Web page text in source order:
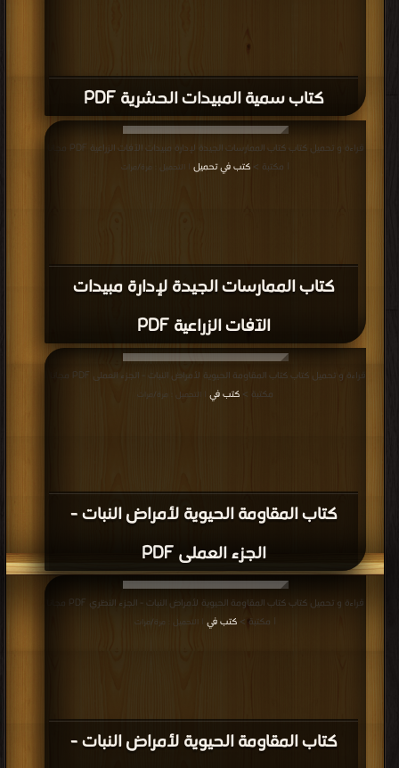
كتاب سمية المبيدات الحشرية PDF
كتاب الممارسات الجيدة لإدارة مبيدات
الآفات الزراعية PDF
| مكتبة > كتب في تحميل | التحميل : مرة/مرات
كتاب المقاومة الحيوية لأمراض النبات -
الجزء العملى PDF
قراءة و تحميل كتاب كتاب المقاومة الحيوية لأمراض النبات - الجزء العملى PDF مجانا |
مكتبة > كتب في | التحميل : مرة/مرات
كتاب المقاومة الحيوية لأمراض النبات -
قراءة و تحميل كتاب كتاب المقاومة الحيوية لأمراض النبات - الجزء النظري PDF مجانا
| مكتبة > كتب في | التحميل : مرة/مرات